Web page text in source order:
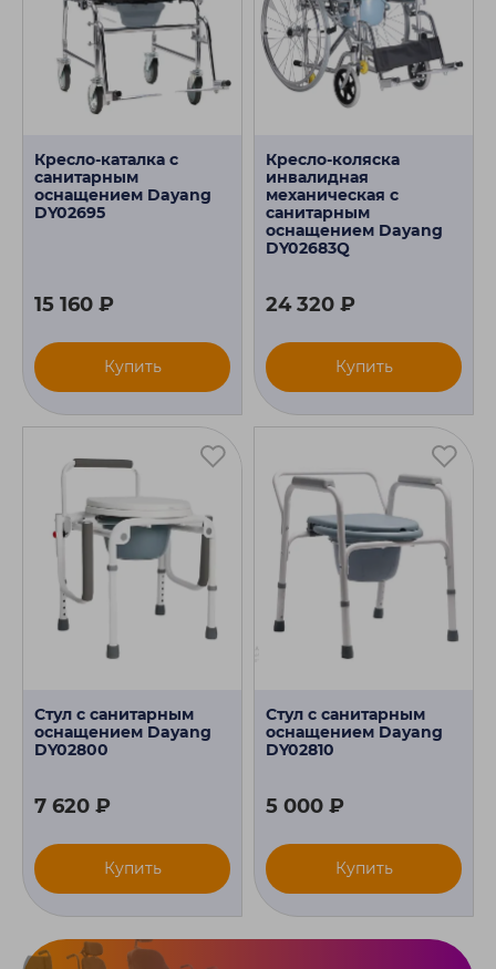
Кресло-каталка с
санитарным
оснащением Dayang
DY02695
15 160 ₽
Купить
Кресло-коляска
инвалидная
механическая с
санитарным
оснащением Dayang
DY02683Q
24 320 ₽
Купить
Стул с санитарным
оснащением Dayang
DY02800
7 620 ₽
Купить
Стул с санитарным
оснащением Dayang
DY02810
5 000 ₽
Купить